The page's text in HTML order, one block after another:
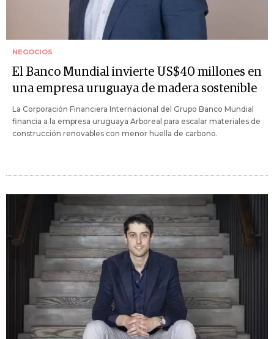
NEGOCIOS
El Banco Mundial invierte US$40 millones en
una empresa uruguaya de madera sostenible
La Corporación Financiera Internacional del Grupo Banco Mundial
financia a la empresa uruguaya Arboreal para escalar materiales de
construcción renovables con menor huella de carbono.